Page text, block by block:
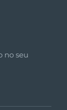
no seu